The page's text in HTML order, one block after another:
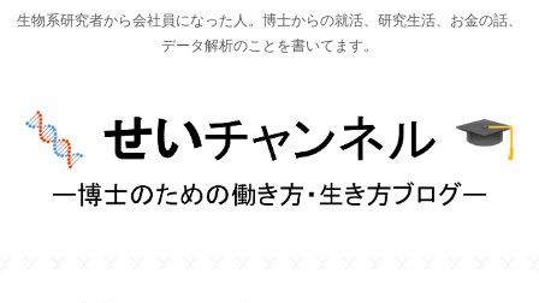
生物系研究者から会社員になった人。博士からの就活、研究生活、お金の話、
データ解析のことを書いてます。